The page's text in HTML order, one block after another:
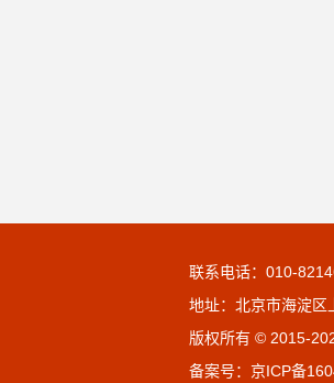
联系电话：010-
地址：北京市海淀区
版权所有 © 2015-
备案号： 京ICP备